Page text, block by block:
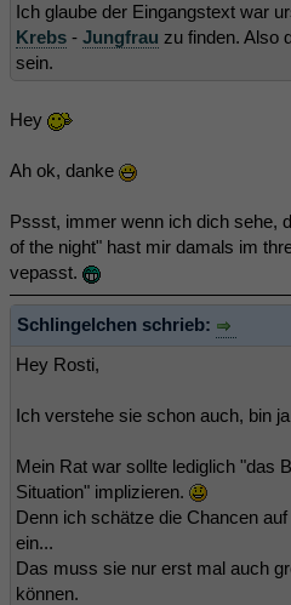
Ich glaube der Eingangstext war
Krebs - Jungfrau zu finden. Also
sein.
Hey
Ah ok, danke
Pssst, immer wenn ich dich sehe,
of the night" hast mir damals im
vepasst.
Schlingelchen schrieb:
Hey Rosti,
Ich verstehe sie schon auch, bin
Mein Rat war sollte lediglich "das
Situation" implizieren.
Denn ich schätze die Chancen
ein...
Das muss sie nur erst mal auch
können.